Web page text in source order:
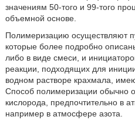
значениям 50-того и 99-того
объемной основе.
Полимеризацию осуществляют
которые более подробно
либо в виде смеси, и
реакции, подходящих для
водном растворе крахмала,
Способ полимеризации обычно
кислорода, предпочтительно в
например в атмосфере азота.